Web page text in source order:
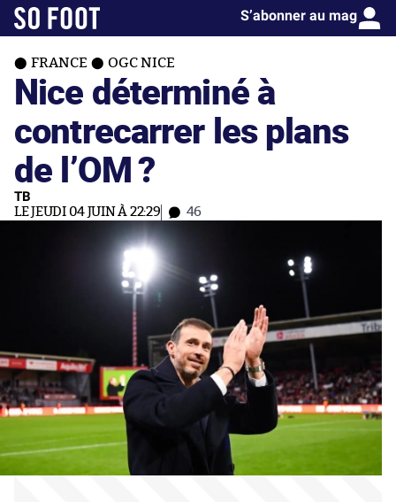
S’abonner au mag
FRANCE OGC NICE
Nice déterminé à
contrecarrer les plans
de l’OM ?
TB
LE JEUDI 04 JUIN À 22:29 46